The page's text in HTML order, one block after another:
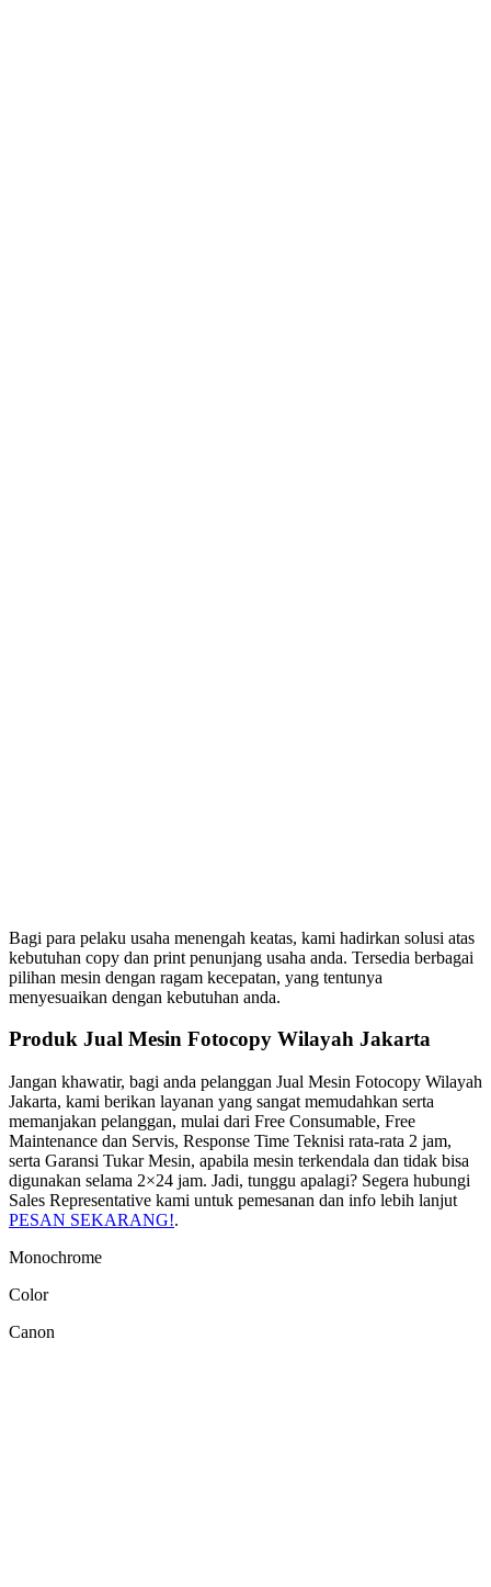
Bagi para pelaku usaha menengah keatas, kami hadirkan solusi atas
kebutuhan copy dan print penunjang usaha anda. Tersedia berbagai
pilihan mesin dengan ragam kecepatan, yang tentunya
menyesuaikan dengan kebutuhan anda.
Produk Jual Mesin Fotocopy Wilayah Jakarta
Jangan khawatir, bagi anda pelanggan Jual Mesin Fotocopy Wilayah
Jakarta, kami berikan layanan yang sangat memudahkan serta
memanjakan pelanggan, mulai dari Free Consumable, Free
Maintenance dan Servis, Response Time Teknisi rata-rata 2 jam,
serta Garansi Tukar Mesin, apabila mesin terkendala dan tidak bisa
digunakan selama 2×24 jam. Jadi, tunggu apalagi? Segera hubungi
Sales Representative kami untuk pemesanan dan info lebih lanjut
PESAN SEKARANG!.
Monochrome
Color
Canon